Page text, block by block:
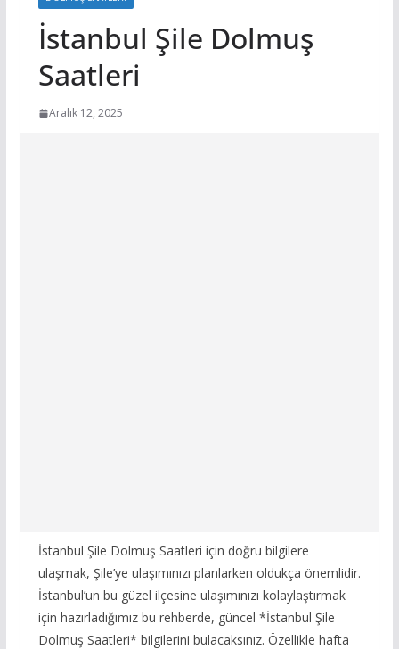
İstanbul Şile Dolmuş
Saatleri
Aralık 12, 2025
İstanbul Şile Dolmuş Saatleri için doğru bilgilere
ulaşmak, Şile’ye ulaşımınızı planlarken oldukça önemlidir.
İstanbul’un bu güzel ilçesine ulaşımınızı kolaylaştırmak
için hazırladığımız bu rehberde, güncel *İstanbul Şile
Dolmuş Saatleri* bilgilerini bulacaksınız. Özellikle hafta